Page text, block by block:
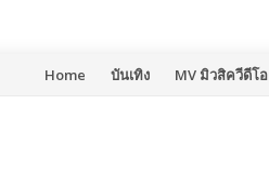
Skip
Home บันเทิง MV มิวสิควีดีโอ